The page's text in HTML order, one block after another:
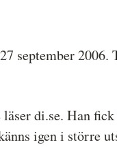
september 2006.
di.se. Han
igen i större